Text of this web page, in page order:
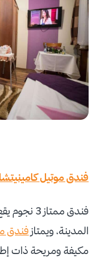
فندق موتيل
المدينة، ويمتازفندق
مكيفة ومريحة ذات